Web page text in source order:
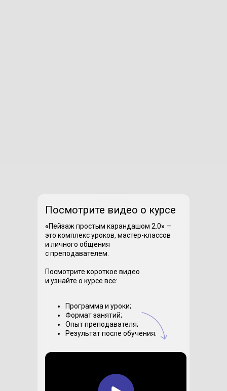
Посмотрите видео о курсе
«Пейзаж простым карандашом 2.0» —
это комплекс уроков, мастер-классов
и личного общения
с преподавателем.
Посмотрите короткое видео
и узнайте о курсе все:
Программа и уроки;
Формат занятий;
Опыт преподавателя;
Результат после обучения.